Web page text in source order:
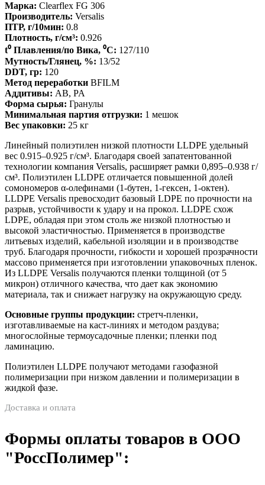
Марка: Clearflex FG 306
Производитель: Versalis
ПТР, г/10мин: 0.8
Плотность, г/см³: 0.926
t⁰ Плавления/по Вика, ⁰С: 127/110
Мутность/Глянец, %: 13/52
DDT, гр: 120
Метод переработки BFILM
Аддитивы: AB, PA
Форма сырья: Гранулы
Минимальная партия отгрузки: 1 мешок
Вес упаковки: 25 кг
Линейный полиэтилен низкой плотности LLDPE удельный
вес 0.915–0.925 г/см³. Благодаря своей запатентованной
технологии компания Versalis, расширяет рамки 0,895–0.938 г/
см³. Полиэтилен LLDPE отличается повышенной долей
сомономеров α-олефинами (1-бутен, 1-гексен, 1-октен).
LLDPE Versalis превосходит базовый LDPE по прочности на
разрыв, устойчивости к удару и на прокол. LLDPE схож
LDPE, обладая при этом столь же низкой плотностью и
высокой эластичностью. Применяется в производстве
литьевых изделий, кабельной изоляции и в производстве
труб. Благодаря прочности, гибкости и хорошей прозрачности
массово применяется при изготовлении упаковочных пленок.
Из LLDPE Versalis получаются пленки толщиной (от 5
микрон) отличного качества, что дает как экономию
материала, так и снижает нагрузку на окружающую среду.
Основные группы продукции: стретч-пленки,
изготавливаемые на каст-линиях и методом раздува;
многослойные термоусадочные пленки; пленки под
ламинацию.
Полиэтилен LLDPE получают методами газофазной
полимеризации при низком давлении и полимеризации в
жидкой фазе.
Доставка и оплата
Формы оплаты товаров в ООО
"РоссПолимер":